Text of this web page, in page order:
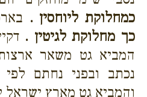
כמחלוקת ליוחסין .
כך מחלוקת לגיטין .
המביא גט משאר
נכתב ובפני נחתם
והמביא גט מארץ ישראל